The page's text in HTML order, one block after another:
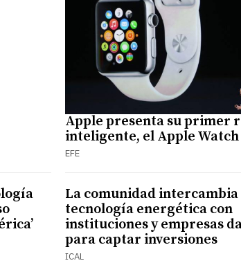
Apple presenta su primer
inteligente, el Apple Watch
EFE
La comunidad intercambia
tecnología energética con
instituciones y empresas
para captar inversiones
ICAL